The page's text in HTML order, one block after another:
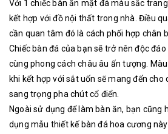
Với 1 chiếc bàn ăn mặt đá màu sắc
kết hợp với đồ nội thất trong nhà. Điều
cần quan tâm đó là cách phối hợp chân
Chiếc bàn đá của bạn sẽ trở nên độc
cùng phong cách châu âu ấn tượng.
khi kết hợp với sắt uốn sẽ mang đến cho
sang trọng pha chút cổ điển.
Ngoài sử dụng để làm bàn ăn, bạn cũng
dụng mẫu thiết kế bàn đá hoa cương